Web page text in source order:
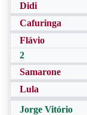
Didi
Cafuringa
Flávio
2
Samarone
Lula
Jorge Vitório